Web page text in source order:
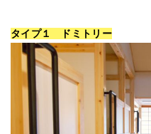
タイプ１ ドミトリー